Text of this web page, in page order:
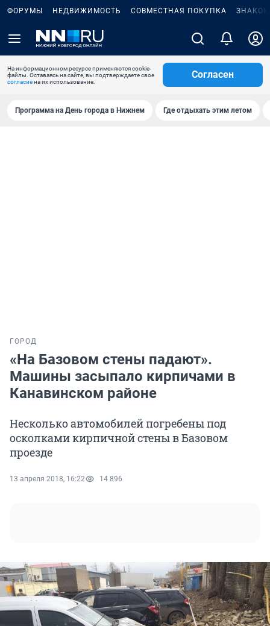
ФОРУМЫ НЕДВИЖИМОСТЬ СОВМЕСТНАЯ ПОКУПКА
На информационном ресурсе применяются cookie-
файлы. Оставаясь на сайте, вы подтверждаете свое
согласиена их использование.
Согласен
Программа на День города в Нижнем Где отдыхать этим летом
ГОРОД
«На Базовом стены падают».
Машины засыпало кирпичами в
Канавинском районе
Несколько автомобилей погребены под
осколками кирпичной стены в Базовом
проезде
13 апреля 2018, 16:22 14 896